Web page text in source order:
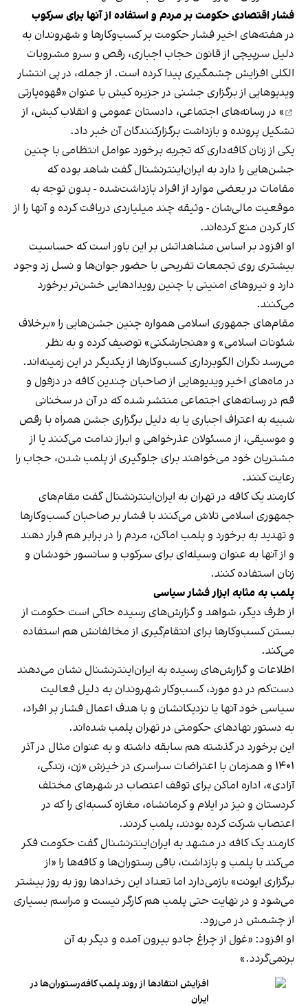
فشار اقتصادی حکومت بر مردم و استفاده از آنها برای سرکوب
در هفته‌های اخیر فشار حکومت بر کسب‌وکارها و شهروندان به
دلیل سرپیچی از قانون حجاب اجباری، رقص و سرو مشروبات
الکلی افزایش چشمگیری پیدا کرده است. از جمله، در پی انتشار
ویدیوهایی از برگزاری جشنی در جزیره کیش با عنوان «قهوه‌پارتی
» در رسانه‌های اجتماعی، دادستان عمومی و انقلاب کیش، از
تشکیل پرونده و بازداشت برگزارکنندگان آن خبر داد.
یکی از زنان کافه‌داری که تجربه برخورد عوامل انتظامی با چنین
جشن‌هایی را دارد به ایران‌اینترنشنال گفت شاهد بوده که
مقامات در بعضی موارد از افراد بازداشت‌‌شده - بدون توجه به
موقعیت مالی‌شان - وثیقه چند میلیاردی دریافت کرده و آنها را از
کار کردن منع کرده‌اند.
او افزود بر اساس مشاهداتش بر این باور است که حساسیت
بیشتری روی تجمعات تفریحی با حضور جوان‌ها و نسل زد وجود
دارد و نیروهای امنیتی با چنین رویدادهایی خشن‌تر برخورد
می‌کنند.
مقام‌های جمهوری اسلامی همواره چنین جشن‌هایی را «برخلاف
شئونات اسلامی» و «هنجارشکنی» توصیف کرده و به نظر
می‌رسد نگران الگوبرداری کسب‌وکارها از یکدیگر در این زمینه‌اند.
در ماه‌های اخیر ویدیوهایی از صاحبان چندین کافه در دزفول و
قم در رسانه‌های اجتماعی منتشر شده که در آن در سخنانی
شبیه به اعتراف اجباری یا به دلیل برگزاری جشن همراه با رقص
و موسیقی، از مسئولان عذرخواهی و ابراز ندامت می‌کنند یا از
مشتریان خود می‌خواهند برای جلوگیری از پلمب شدن، حجاب را
رعایت کنند.
کارمند یک کافه در تهران به ایران‌اینترنشنال گفت مقام‌های
جمهوری اسلامی تلاش می‌کنند با فشار بر صاحبان کسب‌وکارها
و تهدید به برخورد و پلمب اماکن، مردم را در برابر هم قرار دهند
و از آنها به عنوان وسیله‌ای برای سرکوب و سانسور خودشان و
زنان استفاده کنند.
پلمب به مثابه ابزار فشار سیاسی
از طرف دیگر، شواهد و گزارش‌های رسیده حاکی است حکومت از
بستن کسب‌وکارها برای انتقام‌گیری از مخالفانش هم استفاده
می‌کند.
اطلاعات و گزارش‌های رسیده به ایران‌اینترنشنال نشان می‌دهند
دست‌کم در دو مورد، کسب‌وکار شهروندان به دلیل فعالیت
سیاسی خود آنها یا نزدیکانشان و با هدف اعمال فشار بر افراد،
به دستور نهادهای حکومتی در تهران پلمب شده‌اند.
این برخورد در گذشته هم سابقه داشته و به عنوان مثال در آذر
۱۴۰۱ و همزمان با اعتراضات سراسری در خیزش «زن، زندگی،
آزادی»، اداره اماکن برای توقف اعتصاب در شهرهای مختلف
کردستان و نیز در ایلام و کرمانشاه، مغازه کسبه‌ای را که در
اعتصاب شرکت کرده بودند، پلمب کردند.
کارمند یک کافه در مشهد به ایران‌اینترنشنال گفت حکومت فکر
می‌کند با پلمب و بازداشت، باقی رستوران‌ها و کافه‌ها را «از
برگزاری ایونت» بازمی‌دارد اما تعداد این رخدادها روز به روز بیشتر
می‌شود و در نهایت حتی پلمب هم کارگر نیست و مراسم بسیاری
از چشمش در می‌رود.
او افزود: «غول از چراغ جادو بیرون آمده و دیگر به آن
برنمی‎‌گردد.»
افزایش انتقادها از روند پلمب کافه‌رستوران‌ها در
ایران